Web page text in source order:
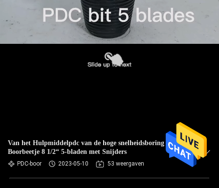
Van het Hulpmiddelpdc van de hoge snelheidsboring de
Boorbeetje 8 1/2“ 5-bladen met Snijders
PDC-boor 2023-05-10 53 weergaven